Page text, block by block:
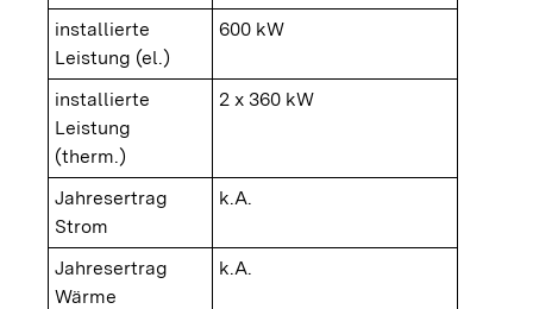
installierte
Leistung (el.)
600 kW
installierte
Leistung
(therm.)
2 x 360 kW
Jahresertrag
Strom
k.A.
Jahresertrag
Wärme
k.A.